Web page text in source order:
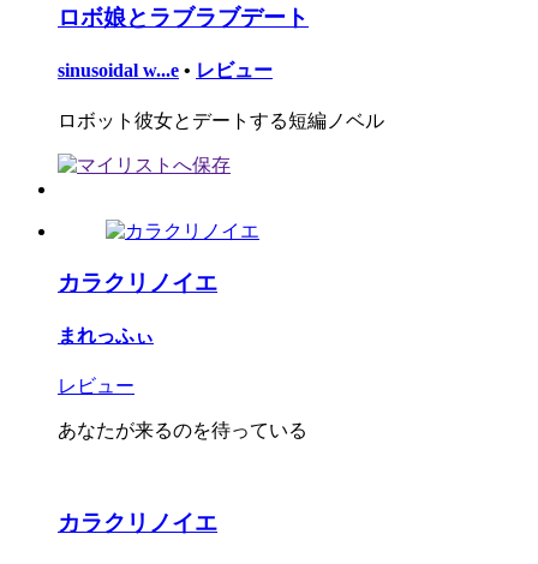
ロボ娘とラブラブデート
sinusoidal w...e • レビュー
ロボット彼女とデートする短編ノベル
カラクリノイエ
まれっふぃ
レビュー
あなたが来るのを待っている
カラクリノイエ